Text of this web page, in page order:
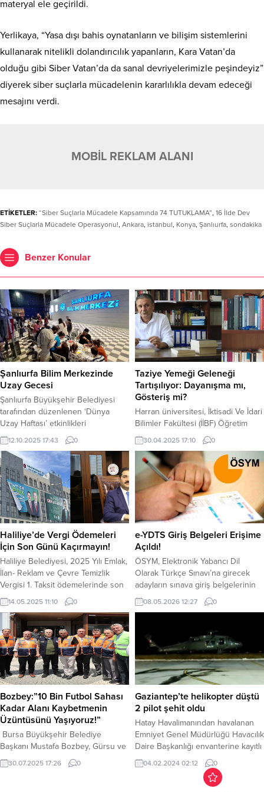
materyal ele geçirildi.
Yerlikaya, “Yasa dışı bahis oynatanların ve bilişim sistemlerini
kullanarak nitelikli dolandırıcılık yapanların, Kara Vatan’da
olduğu gibi Siber Vatan’da da sanal devriyelerimizle peşindeyiz”
diyerek siber suçlarla mücadelenin kararlılıkla devam edeceği
mesajını verdi.
MOBİL REKLAM ALANI
ETİKETLER: “Siber Suçlarla Mücadele Kapsamında 74 TUTUKLAMA”, 16 İlde Dev
Siber Suçlarla Mücadele Operasyonu!, Ankara, istanbul, Konya, Şanlıurfa, sondakika
Benzer Konular
Şanlıurfa Bilim Merkezinde
Uzay Gecesi
Şanlıurfa Büyükşehir Belediyesi
tarafından düzenlenen ‘Dünya
Uzay Haftası’ etkinlikleri
kapsamında,Şanlıurfa Bilim
Merkezi’nde gerçekleştirilen
aktivitelerde çocuklar, uçuş
simülasyonu deneyimiyaşayarak
gökyüzünde ayın en güzel hâlini
yakından görme fırsatı buldu.
‘Dünya Uzay Haftası’ etkinlikleri
kapsamında Şanlıurfa Büyükşehir
Belediyesi Gençlik ve
SporHizmetleri Daire Başkanlığı ile
Bilim ve Sanat Merkezleri ‘BİLSEM’
tarafından hazırlanan Astronomi
veUzay...
12.10.2025 17:43 0
Taziye Yemeği Geleneği
Tartışılıyor: Dayanışma mı,
Gösteriş mi?
Harran üniversitesi, İktisadi Ve İdari
Bilimler Fakültesi (İİBF) Öğretim
Üyesi Doç. Dr Vahap Uluç,
Güneydoğu bölgesinde köklü bir
gelenek olan taziye yemeğinin
toplumdaki sosyal, kültürel ve
ekonomi boyutlarını inceleyen bir
yazı kaleme aldı. Türkiye’nin
Güneydoğu Anadolu Bölgesi’nde
köklü bir gelenek olan taziye
yemeği, son dönemde ekonomik
ve toplumsal yönleriyle yeniden...
30.04.2025 17:10 0
Haliliye’de Vergi Ödemeleri
İçin Son Günü Kaçırmayın!
Haliliye Belediyesi, 2025 Yılı Emlak,
İlan- Reklam ve Çevre Temizlik
Vergisi 1. Taksit ödemelerinde son
günün 31 Mayıs olduğunu ve
ödemelerin internetten kolaylıkla
yapılabileceğini duyurdu. 2025 yılı
Emlak, İlan- Reklam ve Çevre
Temizlik Vergisi birinci taksit
ödemelerinde 31 Mayıs’ın son gün
olduğunu hatırlatan Mali Hizmetler
Müdürlüğü Emlak Gelirler Birimi,
vatandaşların...
14.05.2025 11:10 0
e-YDTS Giriş Belgeleri Erişime
Açıldı!
ÖSYM, Elektronik Yabancı Dil
Olarak Türkçe Sınavı’na girecek
adayların sınava giriş belgelerinin
erişime açıldığını bildirdi. ÖSYM,
2026 Elektronik Yabancı Dil Olarak
adayların sınav yerlerini açıkladı.
Ayrıca adayların sınava giriş
belgelerine erişim izni de verildi.
Ölçme Seçme ve Yerleştirme
Merkezi’nin (ÖSYM) internet
sitesinde yer alan duyuruya göre,...
08.05.2026 12:27 0
Bozbey:”10 Bin Futbol Sahası
Kadar Alanı Kaybetmenin
Üzüntüsünü Yaşıyoruz!”
Bursa Büyükşehir Belediye
Başkanı Mustafa Bozbey, Gürsu ve
Harmancık’ta toplam 6.000
hektardan fazla alanın
30.07.2025 17:26 0
Gaziantep’te helikopter düştü
2 pilot şehit oldu
Hatay Havalimanından havalanan
Emniyet Genel Müdürlüğü Havacılık
Daire Başkanlığı envanterine kayıtlı
EM 708 kuyruk numaralı helikopter,
Gaziantep’in Nurdağı ilçesi Kartal
Köyü mevkiinde düştü.
04.02.2024 02:12 0